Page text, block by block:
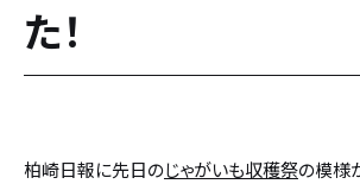
バンホームの家づくり
設計・デザイン
セミオーダー住宅
た！
柏崎日報に先日のじゃがいも収穫祭の模様